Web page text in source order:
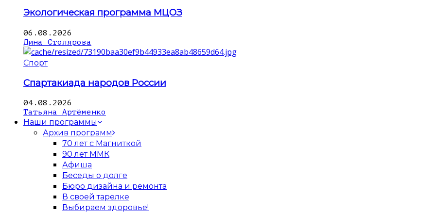
Экологическая программа МЦОЗ
06.08.2026
Дина Столярова
Спорт
Спартакиада народов России
04.08.2026
Татьяна Артёменко
Наши программы
Архив программ
70 лет с Магниткой
90 лет ММК
Афиша
Беседы о долге
Бюро дизайна и ремонта
В своей тарелке
Выбираем здоровье!